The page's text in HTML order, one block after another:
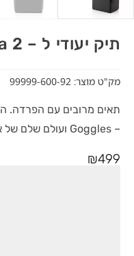
תיק יעודי ל – DJI Avata 2
מק"ט מוצר: 99999-600-92
תאים מרובים עם הפרדה.
– Goggles ועולם שלם של אביזרים נלווים.
₪499